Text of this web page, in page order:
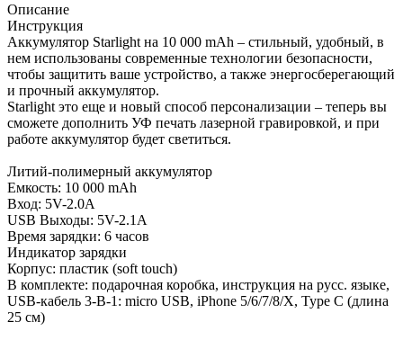
Описание
Инструкция
Аккумулятор Starlight на 10 000 mAh – стильный, удобный, в
нем использованы современные технологии безопасности,
чтобы защитить ваше устройство, а также энергосберегающий
и прочный аккумулятор.
Starlight это еще и новый способ персонализации – теперь вы
сможете дополнить УФ печать лазерной гравировкой, и при
работе аккумулятор будет светиться.
Литий-полимерный аккумулятор
Емкость: 10 000 mAh
Вход: 5V-2.0A
USB Выходы: 5V-2.1A
Время зарядки: 6 часов
Индикатор зарядки
Корпус: пластик (soft touch)
В комплекте: подарочная коробка, инструкция на русс. языке,
USB-кабель 3-B-1: micro USB, iPhone 5/6/7/8/X, Type C (длина
25 см)